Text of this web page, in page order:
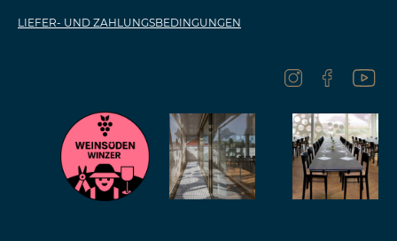
LIEFER- UND ZAHLUNGSBEDINGUNGEN